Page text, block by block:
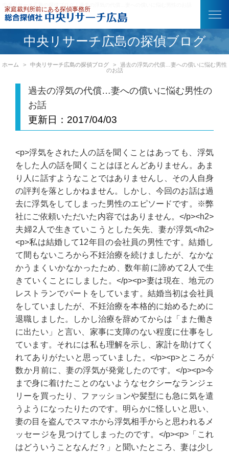
中央リサーチ広島の探偵ブログ
ホーム 中央リサーチ広島の探偵ブログ
過去の浮気の代償…妻への償いに悩む男性
のお話
過去の浮気の代償…妻への償いに悩む男性の
お話
更新日： 2017/04/03
<p>浮気をされた人の話を聞くことはあっても、浮気
をした人の話を聞くことはほとんどありません。あま
り人に話すようなことではありませんし、その人自身
の評判を落としかねません。しかし、今回のお話は過
去に浮気をしてしまった男性のエピソードです。※弊
社にご依頼いただいた内容ではありません。</p><h2>
夫婦2人で生きていこうとした矢先、妻が浮気</h2>
<p>私は結婚して12年目の会社員の男性です。結婚し
て間もないころから不妊治療を続けましたが、なかな
かうまくいかなかったため、数年前に諦めて2人で生
きていくことにしました。</p><p>妻は現在、地元の
レストランでパートをしています。結婚当初は会社員
をしていましたが、不妊治療を本格的に始めるために
退職しました。しかし治療を辞めてからは「また働き
に出たい」と言い、家事に支障のない程度に仕事をし
ています。それには私も理解を示し、家計を助けてく
れてありがたいと思っていました。</p><p>ところが
数か月前に、妻の浮気が発覚したのです。</p><p>今
まで身に着けたことのないようなセクシーなランジェ
リーを買ったり、ファッションや髪型にも急に気を遣
うようになったりたのです。明らかに怪しいと思い、
妻の目を盗んでスマホから浮気相手からと思われるメ
ッセージを見つけてしまったのです。</p><p>「これ
はどういうことなんだ？」と聞いたところ、妻は少し